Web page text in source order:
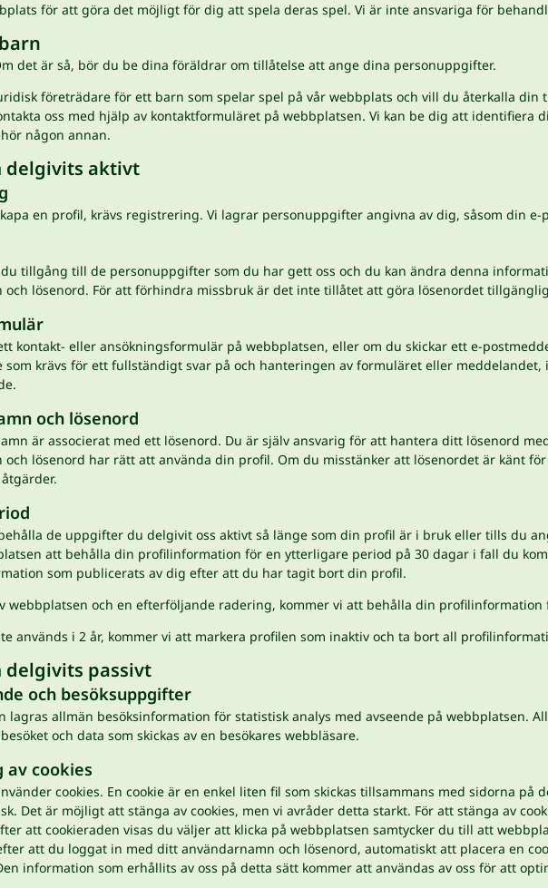
för att göra det möjligt för dig att spela deras spel. Vi är inte ansvariga för
det är så, bör du be dina föräldrar om tillåtelse att ange dina personuppgifter.
företrädare för ett barn som spelar spel på vår webbplats och vill du återkalla din
oss med hjälp av kontaktformuläret på webbplatsen. Vi kan be dig att
någon annan.
delgivits aktivt
en profil, krävs registrering. Vi lagrar personuppgifter angivna av dig, såsom din e-
tillgång till de personuppgifter som du har gett oss och du kan ändra denna
och lösenord. För att förhindra missbruk är det inte tillåtet att göra lösenordet
kontakt- eller ansökningsformulär på webbplatsen, eller om du skickar ett e-
som krävs för ett fullständigt svar på och hanteringen av formuläret eller
och lösenord
är associerat med ett lösenord. Du är själv ansvarig för att hantera ditt lösenord
och lösenord har rätt att använda din profil. Om du misstänker att lösenordet är känt
de uppgifter du delgivit oss aktivt så länge som din profil är i bruk eller tills du
att behålla din profilinformation för en ytterligare period på 30 dagar i fall du
som publicerats av dig efter att du har tagit bort din profil.
webbplatsen och en efterföljande radering, kommer vi att behålla din
används i 2 år, kommer vi att markera profilen som inaktiv och ta bort all
delgivits passivt
och besöksuppgifter
lagras allmän besöksinformation för statistisk analys med avseende på webbplatsen.
och data som skickas av en besökares webbläsare.
av cookies
cookies. En cookie är en enkel liten fil som skickas tillsammans med sidorna på
Det är möjligt att stänga av cookies, men vi avråder detta starkt. För att stänga av
att cookieraden visas du väljer att klicka på webbplatsen samtycker du till att
att du loggat in med ditt användarnamn och lösenord, automatiskt att placera en
information som erhållits av oss på detta sätt kommer att användas av oss för att